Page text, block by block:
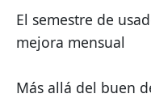
El semestre de
mejora mensual
Más allá del buen